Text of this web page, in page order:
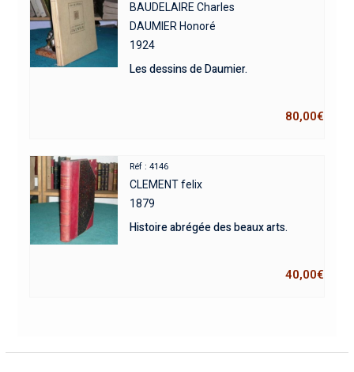
BAUDELAIRE Charles
DAUMIER Honoré
1924
Les dessins de Daumier.
80,00€
Réf : 4146
CLEMENT felix
1879
Histoire abrégée des beaux arts.
40,00€